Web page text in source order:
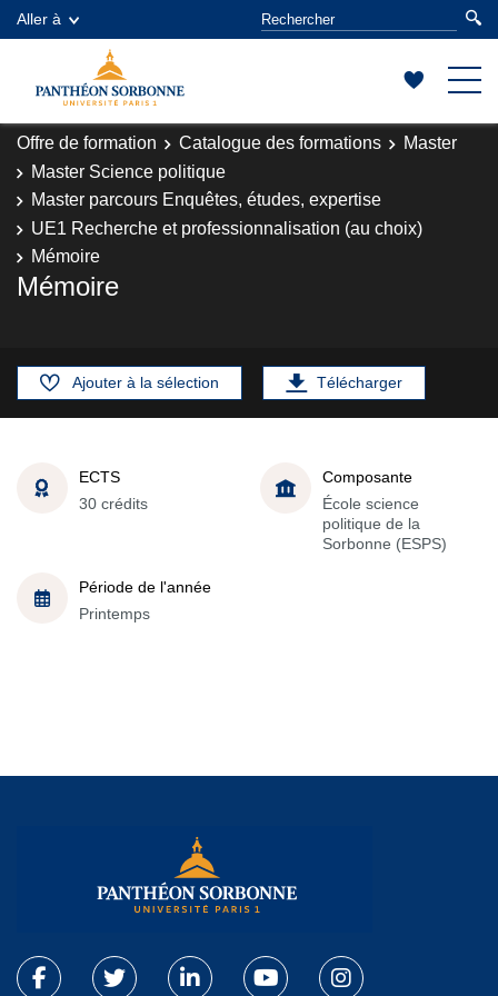
Aller à
Offre de formation Catalogue des formations
Master
Master Science politique
Master parcours Enquêtes, études, expertise
UE1 Recherche et professionnalisation (au choix)
Mémoire
Mémoire
Ajouter à la sélection Télécharger
ECTS
30 crédits
Composante
École science
politique de la
Sorbonne (ESPS)
Période de l'année
Printemps